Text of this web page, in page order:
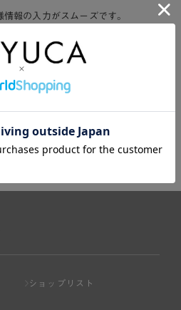
報の入力がスムーズです。
ます。
ショップリスト